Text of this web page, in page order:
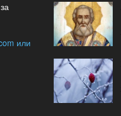
или